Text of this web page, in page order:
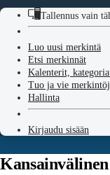
Tallennus vain
Luo uusi merkintä
Etsi merkinnät
Kalenterit,
Tuo ja vie
Hallinta
Kirjaudu sisään